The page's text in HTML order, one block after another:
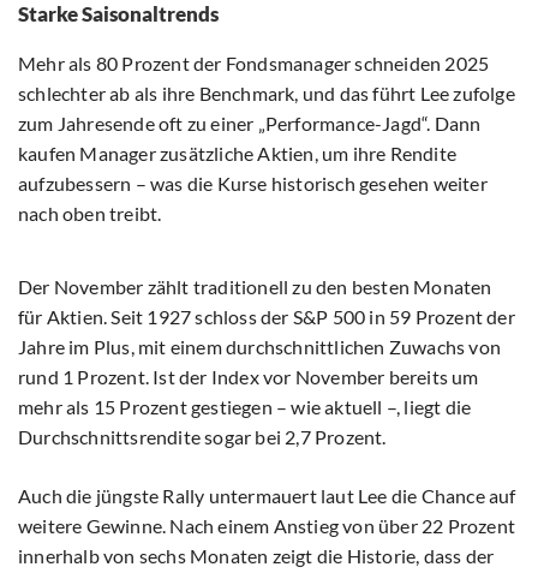
Starke Saisonaltrends
Mehr als 80 Prozent der Fondsmanager schneiden 2025
schlechter ab als ihre Benchmark, und das führt Lee zufolge
zum Jahresende oft zu einer „Performance-Jagd“. Dann
kaufen Manager zusätzliche Aktien, um ihre Rendite
aufzubessern – was die Kurse historisch gesehen weiter
nach oben treibt.
Der November zählt traditionell zu den besten Monaten
für Aktien. Seit 1927 schloss der S&P 500 in 59 Prozent der
Jahre im Plus, mit einem durchschnittlichen Zuwachs von
rund 1 Prozent. Ist der Index vor November bereits um
mehr als 15 Prozent gestiegen – wie aktuell –, liegt die
Durchschnittsrendite sogar bei 2,7 Prozent.
Auch die jüngste Rally untermauert laut Lee die Chance auf
weitere Gewinne. Nach einem Anstieg von über 22 Prozent
innerhalb von sechs Monaten zeigt die Historie, dass der